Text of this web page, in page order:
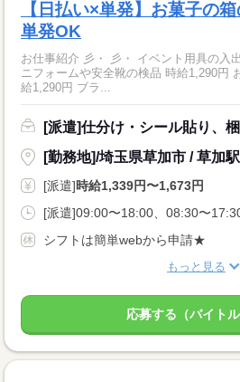
【日払い×単発】お菓子の
単発OK
お仕事紹介 彡・ 彡・ イベント用具の入
ニフォームや安全靴の検品 時給1,290円
給1,290円 ブラ...
[派遣]仕分け・シール貼り、
[勤務地]/埼玉県草加市 / 草加駅
[派遣]時給1,339円〜1,673円
[派遣]09:00〜18:00、08:30〜
シフトは簡単webから申請★
もっと見る
応募する（バイトル